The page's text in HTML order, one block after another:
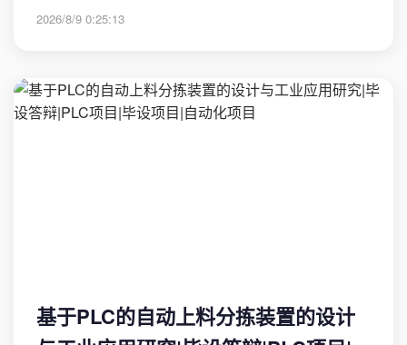
2026/8/9 0:25:13
基于PLC的自动上料分拣装置的设计